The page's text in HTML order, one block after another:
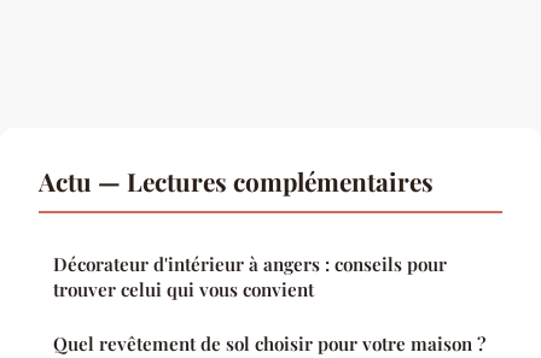
Actu — Lectures complémentaires
Décorateur d'intérieur à angers : conseils pour
trouver celui qui vous convient
Quel revêtement de sol choisir pour votre maison ?